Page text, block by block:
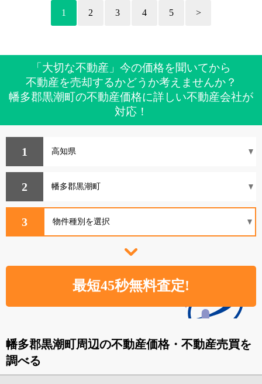
1 2 3 4 5 >
「大切な不動産」今の価格を聞いてから
不動産を売却するかどうか考えませんか？
幡多郡黒潮町の不動産価格に詳しい不動産会社が
対応！
1
2
3
幡多郡黒潮町周辺の不動産価格・不動産売買を
調べる